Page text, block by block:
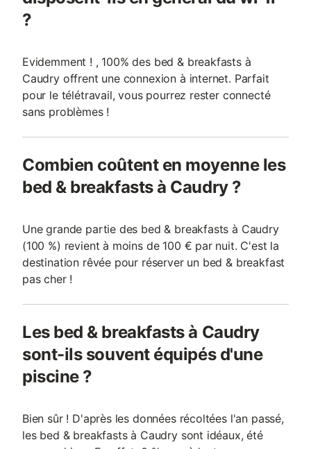
?
Evidemment ! , 100% des bed & breakfasts à
Caudry offrent une connexion à internet. Parfait
pour le télétravail, vous pourrez rester connecté
sans problèmes !
Combien coûtent en moyenne les
bed & breakfasts à Caudry ?
Une grande partie des bed & breakfasts à Caudry
(100 %) revient à moins de 100 € par nuit. C'est la
destination rêvée pour réserver un bed & breakfast
pas cher !
Les bed & breakfasts à Caudry
sont-ils souvent équipés d'une
piscine ?
Bien sûr ! D'après les données récoltées l'an passé,
les bed & breakfasts à Caudry sont idéaux, été